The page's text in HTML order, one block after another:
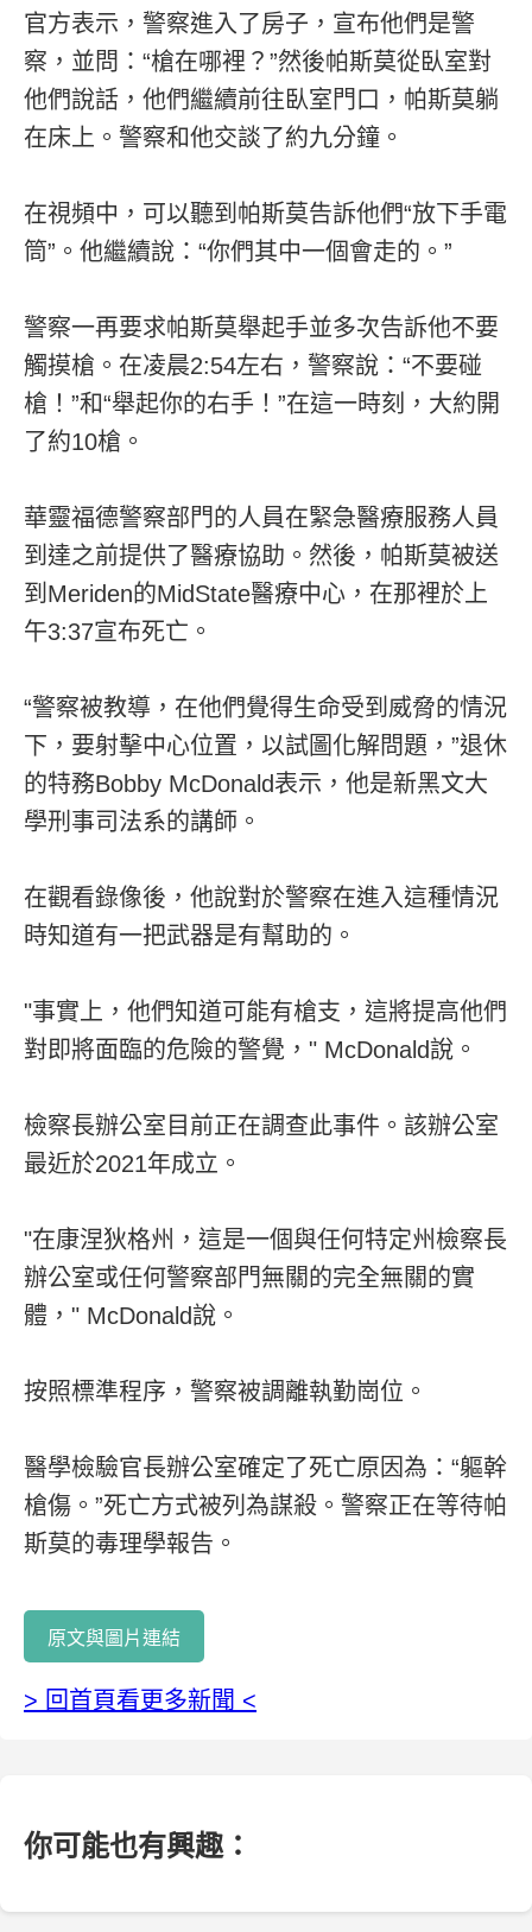
官方表示，警察進入了房子，宣布他們是警
察，並問：“槍在哪裡？”然後帕斯莫從臥室對
他們說話，他們繼續前往臥室門口，帕斯莫躺
在床上。警察和他交談了約九分鐘。
在視頻中，可以聽到帕斯莫告訴他們“放下手電
筒”。他繼續說：“你們其中一個會走的。”
警察一再要求帕斯莫舉起手並多次告訴他不要
觸摸槍。在凌晨2:54左右，警察說：“不要碰
槍！”和“舉起你的右手！”在這一時刻，大約開
了約10槍。
華靈福德警察部門的人員在緊急醫療服務人員
到達之前提供了醫療協助。然後，帕斯莫被送
到Meriden的MidState醫療中心，在那裡於上
午3:37宣布死亡。
“警察被教導，在他們覺得生命受到威脅的情況
下，要射擊中心位置，以試圖化解問題，”退休
的特務Bobby McDonald表示，他是新黑文大
學刑事司法系的講師。
在觀看錄像後，他說對於警察在進入這種情況
時知道有一把武器是有幫助的。
"事實上，他們知道可能有槍支，這將提高他們
對即將面臨的危險的警覺，" McDonald說。
檢察長辦公室目前正在調查此事件。該辦公室
最近於2021年成立。
"在康涅狄格州，這是一個與任何特定州檢察長
辦公室或任何警察部門無關的完全無關的實
體，" McDonald說。
按照標準程序，警察被調離執勤崗位。
醫學檢驗官長辦公室確定了死亡原因為：“軀幹
槍傷。”死亡方式被列為謀殺。警察正在等待帕
斯莫的毒理學報告。
原文與圖片連結
> 回首頁看更多新聞 <
你可能也有興趣：